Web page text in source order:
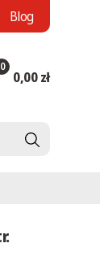
Blog
0
0,00 zł